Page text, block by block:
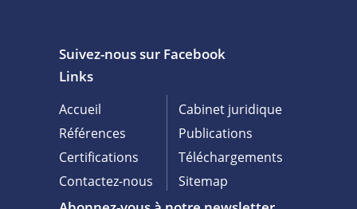
Suivez-nous sur Facebook
Links
Accueil
Cabinet juridique
Références
Publications
Certifications
Téléchargements
Contactez-nous
Sitemap